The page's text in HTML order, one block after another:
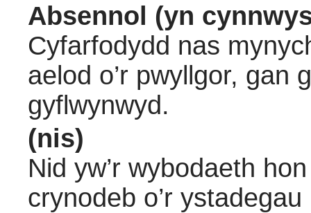
Absennol (yn
Cyfarfodydd nas
aelod o’r pwyllgor, gan
gyflwynwyd.
(nis)
Nid yw’r wybodaeth
crynodeb o’r